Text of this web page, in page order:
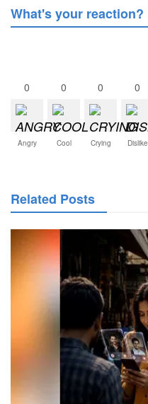
What's your reaction?
0
Angry
0
Cool
0
Crying
0
Dislike
Related Posts